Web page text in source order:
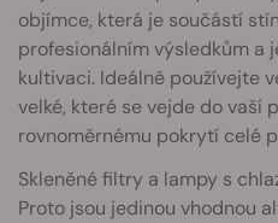
objímce, která je součástí
profesionálním výsledkům a
kultivaci. Ideálně používejte
velké, které se vejde do vaší
rovnoměrnému pokrytí celé
Skleněné filtry a lampy s
Proto jsou jedinou vhodnou